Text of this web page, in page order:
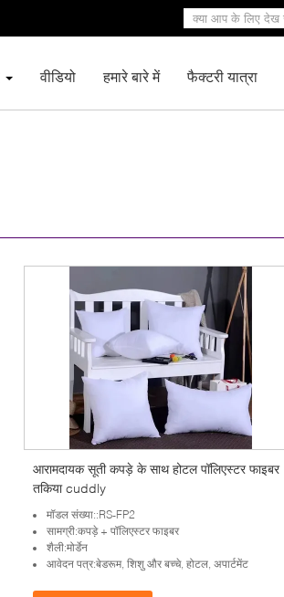
वीडियो हमारे बारे में फैक्टरी यात्रा
आरामदायक सूती कपड़े के साथ होटल पॉलिएस्टर फाइबर
तकिया cuddly
मॉडल संख्या::RS-FP2
सामग्री:कपड़े + पॉलिएस्टर फाइबर
शैली:मोर्डेन
आवेदन पत्र:बेडरूम, शिशु और बच्चे, होटल, अपार्टमेंट